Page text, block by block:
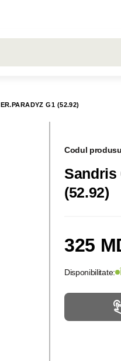
G1 (52.92)
Codul
Sandris
(52.92)
325
Disponibilitate: